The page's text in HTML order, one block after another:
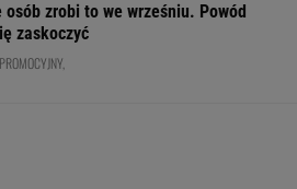
osób zrobi to we wrześniu. Powód
zaskoczyć